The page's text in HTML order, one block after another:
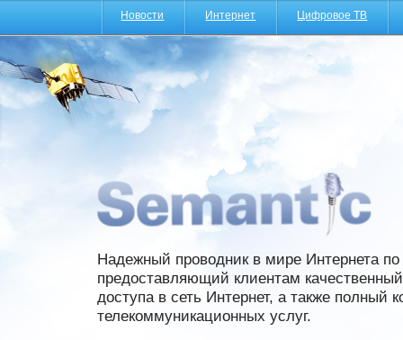
Новости Интернет Цифровое ТВ
Надежный проводник в мире Интернета
предоставляющий клиентам
доступа в сеть Интернет, а также полный
телекоммуникационных услуг.